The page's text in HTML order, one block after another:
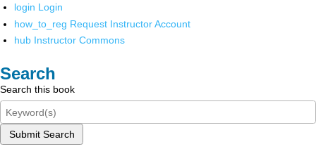
login Login
how_to_reg Request Instructor Account
hub Instructor Commons
Search
Search this book
Submit Search